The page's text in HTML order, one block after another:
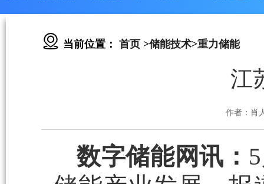
当前位置： 首页 >储能技术>重力储能
江
作者：肖
数字储能网讯：